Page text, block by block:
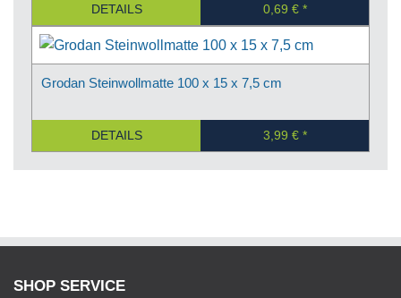
DETAILS 0,69 €
Grodan Steinwollmatte 100 x 15 x 7,5 cm
DETAILS 3,99 €
SHOP SERVICE